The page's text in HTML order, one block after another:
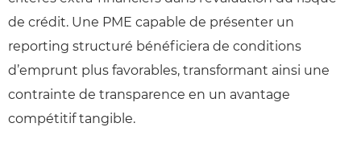
de crédit. Une PME capable de présenter un
reporting structuré bénéficiera de conditions
d’emprunt plus favorables, transformant ainsi une
contrainte de transparence en un avantage
compétitif tangible.